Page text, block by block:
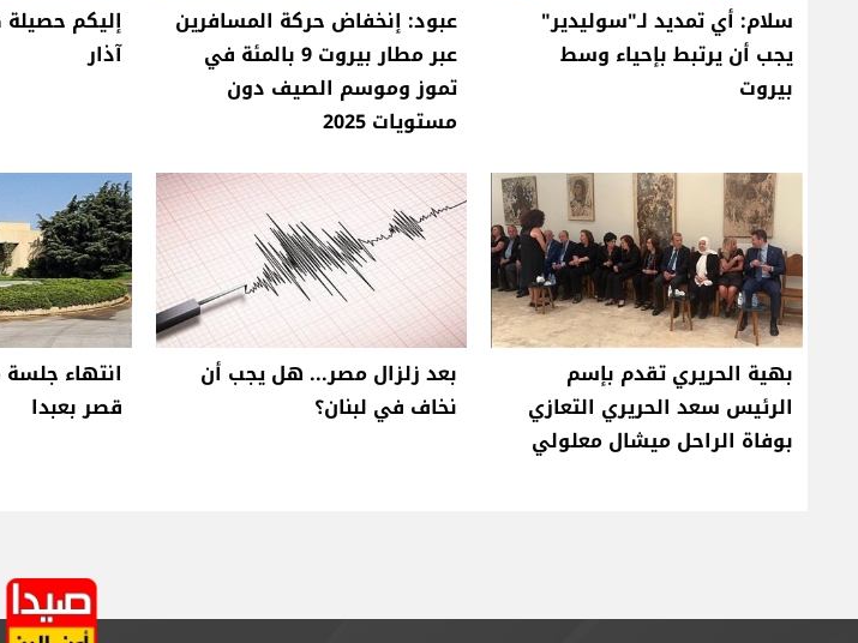
سلام: أي تمديد لـ"سوليدير"
يجب أن يرتبط بإحياء وسط
بيروت
عبود: إنخفاض حركة المسافرين
عبر مطار بيروت 9 بالمئة في
تموز وموسم الصيف دون
مستويات 2025
آذار
بهية الحريري تقدم بإسم
الرئيس سعد الحريري التعازي
بوفاة الراحل ميشال معلولي
بعد زلزال مصر... هل يجب أن
نخاف في لبنان؟
انتهاء
قصر بعبدا